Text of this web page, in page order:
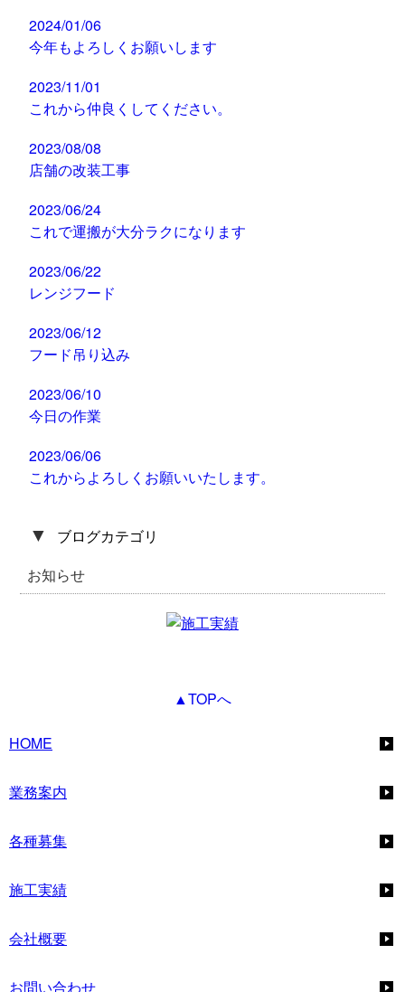
2024/01/06
今年もよろしくお願いします
2023/11/01
これから仲良くしてください。
2023/08/08
店舗の改装工事
2023/06/24
これで運搬が大分ラクになります
2023/06/22
レンジフード
2023/06/12
フード吊り込み
2023/06/10
今日の作業
2023/06/06
これからよろしくお願いいたします。
▼ ブログカテゴリ
お知らせ
▲TOPへ
HOME
業務案内
各種募集
施工実績
会社概要
お問い合わせ